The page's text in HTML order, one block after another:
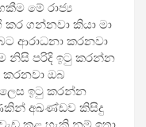
මේ රාජ්‍ය
ගන්නවා කියා මා
ආරාධනා කරනවා
නිසි පරිදි ඉටු කරන්න
කරනවා ඔබ
ඉටු කරන්න
අඛණ්ඩව කිසිදු